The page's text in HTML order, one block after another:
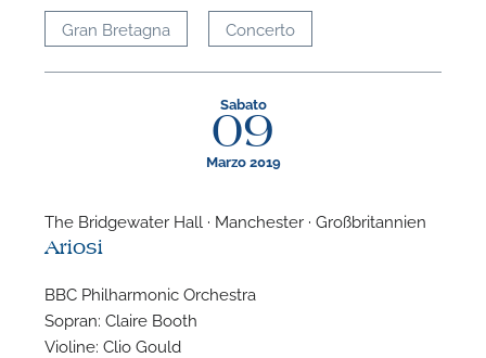
Gran Bretagna Concerto
Sabato
09
Marzo 2019
The Bridgewater Hall · Manchester · Großbritannien
Ariosi
BBC Philharmonic Orchestra
Sopran: Claire Booth
Violine: Clio Gould